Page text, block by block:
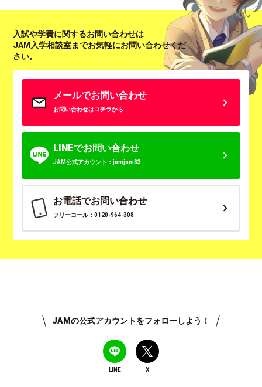
入試や学費に関するお問い合わせは
JAM入学相談室までお気軽にお問い合わせくだ
さい。
メールでお問い合わせ
お問い合わせはコチラから
LINEでお問い合わせ
JAM公式アカウント：jamjam83
お電話でお問い合わせ
フリーコール：0120-964-308
JAMの公式アカウントをフォローしよう！
LINE X